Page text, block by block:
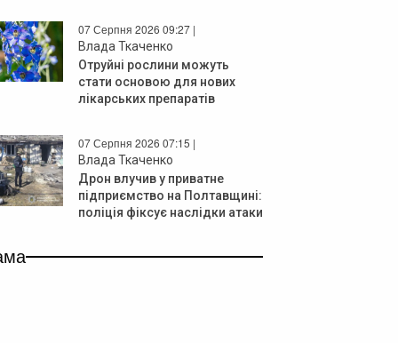
07 Серпня 2026 09:27 |
Влада Ткаченко
Отруйні рослини можуть
стати основою для нових
лікарських препаратів
07 Серпня 2026 07:15 |
Влада Ткаченко
Дрон влучив у приватне
підприємство на Полтавщині:
поліція фіксує наслідки атаки